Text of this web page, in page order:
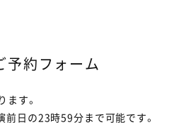
予約フォーム
ます。
前日の23時59分まで可能です。